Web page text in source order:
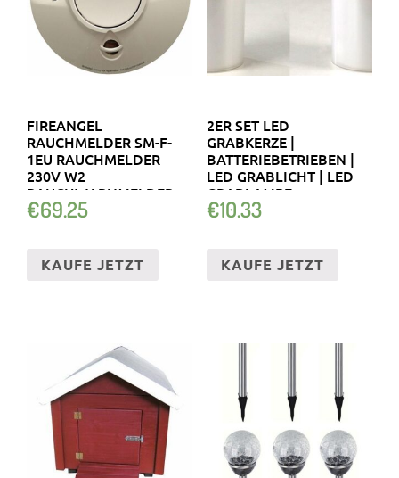
FIREANGEL
RAUCHMELDER SM-F-
1EU RAUCHMELDER
230V W2
RAUCHWARNMELDER
KABEL
€69.25
KAUFE JETZT
2ER SET LED
GRABKERZE |
BATTERIEBETRIEBEN |
LED GRABLICHT | LED
GRABLAMPE
€10.33
KAUFE JETZT